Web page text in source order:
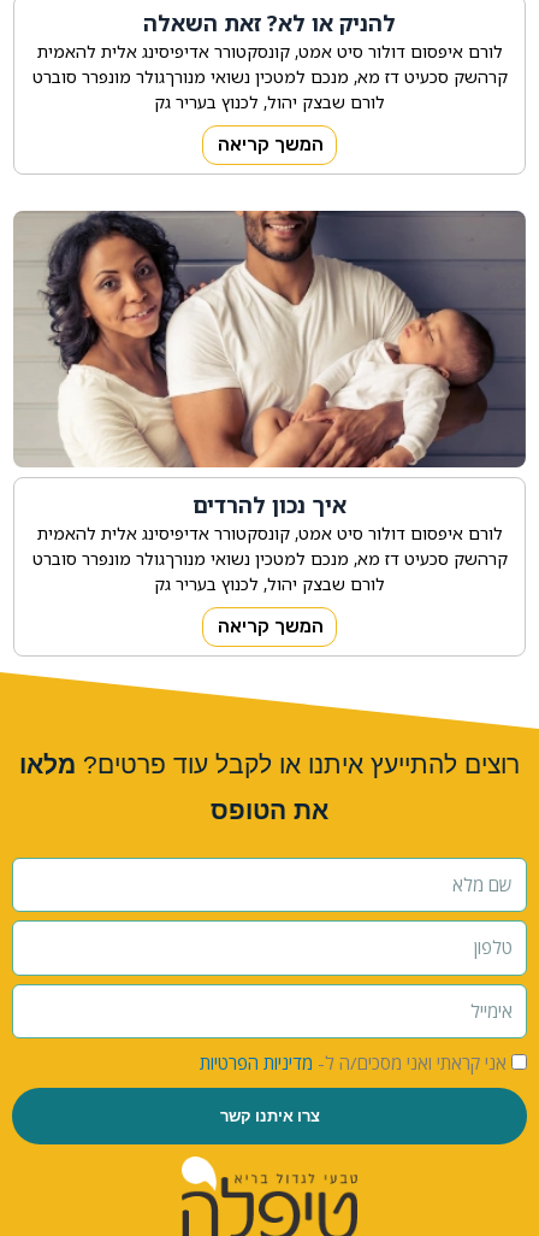
להניק או לא? זאת השאלה
לורם איפסום דולור סיט אמט, קונסקטורר אדיפיסינג אלית להאמית
קרהשק סכעיט דז מא, מנכם למטכין נשואי מנורךגולר מונפרר סוברט
לורם שבצק יהול, לכנוץ בעריר גק
המשך קריאה
איך נכון להרדים
לורם איפסום דולור סיט אמט, קונסקטורר אדיפיסינג אלית להאמית
קרהשק סכעיט דז מא, מנכם למטכין נשואי מנורךגולר מונפרר סוברט
לורם שבצק יהול, לכנוץ בעריר גק
המשך קריאה
רוצים להתייעץ איתנו או לקבל עוד פרטים? מלאו
את הטופס
אני קראתי ואני מסכים/ה ל- מדיניות הפרטיות
צרו איתנו קשר